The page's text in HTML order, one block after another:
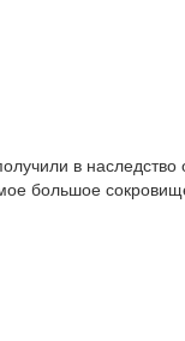
в наследство
большое